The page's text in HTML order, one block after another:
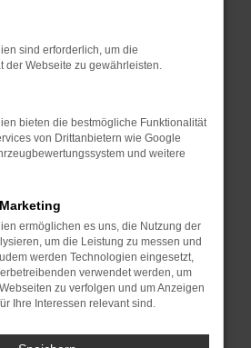
wie Werbeblocker,
bestimmter Seiten
oder in einem privaten
neu.
helfen,
Probleme zu beheben.
dass dein Browser und dein
auf dem neuesten Stand
birgt nicht nur ein
sondern kann auch dazu
Funktionen nicht
sind erforderlich, um die
der Webseite zu gewährleisten.
bieten die bestmögliche Funktionalität
von Drittanbietern wie Google
und weitere
ermöglichen es uns, die Nutzung der
um die Leistung zu messen und
werden Technologien eingesetzt,
verwendet werden, um
zu verfolgen und um Anzeigen
Ihre Interessen relevant sind.